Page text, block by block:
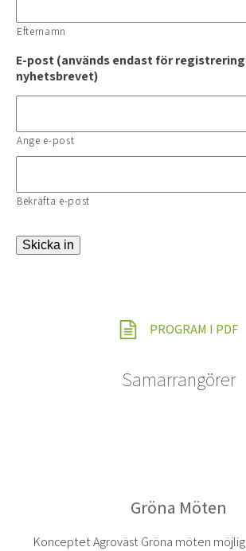
Efternamn
E-post (används endast för
nyhetsbrevet)
Ange e-post
Bekräfta e-post
Skicka in
PROGRAM I PDF
Samarrangörer
Gröna Möten
Konceptet Agroväst Gröna möten